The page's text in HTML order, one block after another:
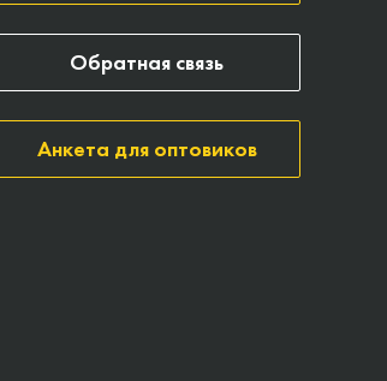
Анкета для оптовиков
Обратная связь